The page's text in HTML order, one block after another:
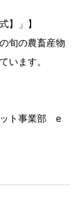
】」】
旬の農畜産物
います。
ト事業部 e